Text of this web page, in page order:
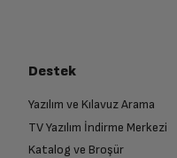
Destek
Yazılım ve Kılavuz Arama
TV Yazılım İndirme Merkezi
Katalog ve Broşür